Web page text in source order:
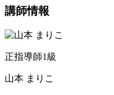
講師情報
正指導師1級
山本 まりこ